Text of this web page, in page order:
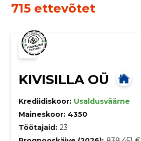
715 ettevõtet
KIVISILLA OÜ
Krediidiskoor: Usaldusväärne
Maineskoor: 4350
Töötajaid: 23